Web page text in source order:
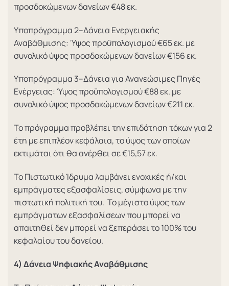
προσδοκώμενων δανείων €48 εκ.
Υποπρόγραμμα 2–Δάνεια Ενεργειακής
Αναβάθμισης: Ύψος προϋπολογισμού €65 εκ. με
συνολικό ύψος προσδοκώμενων δανείων €156 εκ.
Υποπρόγραμμα 3–Δάνεια για Ανανεώσιμες Πηγές
Ενέργειας: Ύψος προϋπολογισμού €88 εκ. με
συνολικό ύψος προσδοκώμενων δανείων €211 εκ.
Το πρόγραμμα προβλέπει την επιδότηση τόκων για 2
έτη με επιπλέον κεφάλαια, το ύψος των οποίων
εκτιμάται ότι θα ανέρθει σε €15,57 εκ.
Το Πιστωτικό Ίδρυμα λαμβάνει ενοχικές ή/και
εμπράγματες εξασφαλίσεις, σύμφωνα με την
πιστωτική πολιτική του. Το μέγιστο ύψος των
εμπράγματων εξασφαλίσεων που μπορεί να
απαιτηθεί δεν μπορεί να ξεπεράσει το 100% του
κεφαλαίου του δανείου.
4) Δάνεια Ψηφιακής Αναβάθμισης